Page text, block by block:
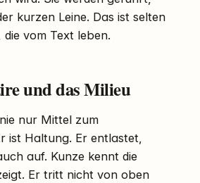
kurzen Leine. Das ist selten
vom Text leben.
und das Milieu
nur Mittel zum
ist Haltung. Er entlastet,
auf. Kunze kennt die
Er tritt nicht von oben